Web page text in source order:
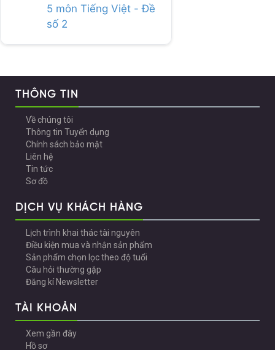
5 môn Tiếng Việt - Đề
số 2
THÔNG TIN
Về chúng tôi
Thông tin Tuyển dụng
Chính sách bảo mật
Liên hệ
Tin tức
Sơ đồ
DỊCH VỤ KHÁCH HÀNG
Lịch trình khai thác tài nguyên
Điều kiện mua và nhận sản phẩm
Sản phẩm chọn lọc theo độ tuổi
Câu hỏi thường gặp
Đăng kí Newsletter
TÀI KHOẢN
Xem gần đây
Hồ sơ